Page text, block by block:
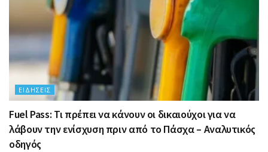
ΕΙΔΉΣΕΙΣ
Fuel Pass: Τι πρέπει να κάνουν οι δικαιούχοι για να
λάβουν την ενίσχυση πριν από το Πάσχα – Αναλυτικός
οδηγός